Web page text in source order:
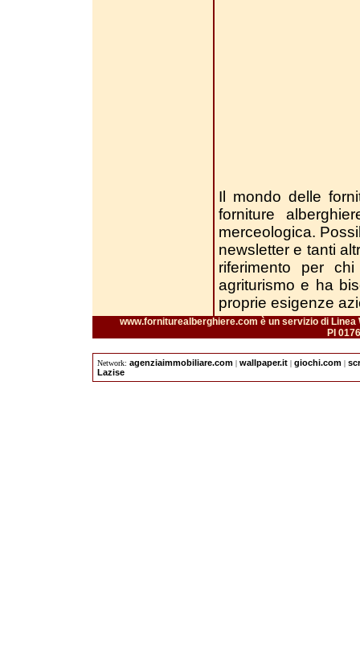
Il mondo delle
forniture
merceologica.
newsletter e tanti
riferimento per
agriturismo e ha
proprie esigenze
www.forniturealberghiere.com è un servizio di Linea
PI
Network: agenziaimmobiliare.com | wallpaper.it | giochi.com |
Lazise